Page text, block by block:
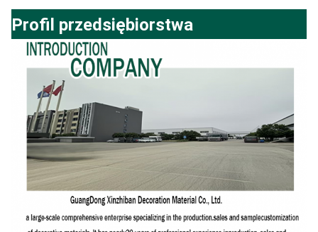
Profil przedsiębiorstwa